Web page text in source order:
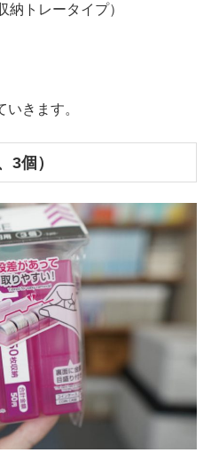
納トレータイプ）
きます。
3個）